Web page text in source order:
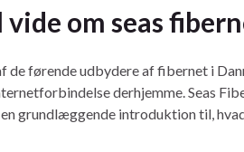
om seas
de førende udbydere af fibernet i
derhjemme. Seas
grundlæggende introduktion til,